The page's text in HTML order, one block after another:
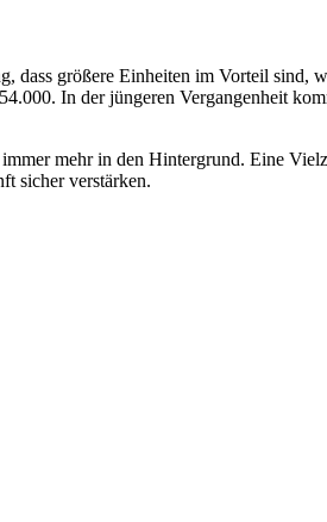
dass größere Einheiten im Vorteil
In der jüngeren Vergangenheit
mehr in den Hintergrund. Eine
sicher verstärken.